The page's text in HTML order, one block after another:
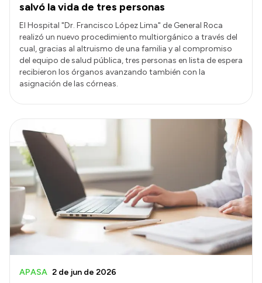
salvó la vida de tres personas
El Hospital "Dr. Francisco López Lima" de General Roca
realizó un nuevo procedimiento multiorgánico a través del
cual, gracias al altruismo de una familia y al compromiso
del equipo de salud pública, tres personas en lista de espera
recibieron los órganos avanzando también con la
asignación de las córneas.
APASA 2 de jun de 2026